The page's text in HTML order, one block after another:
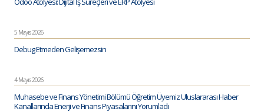
5 Mayıs 2026
Debug Etmeden Gelişemezsin
4 Mayıs 2026
Muhasebe ve Finans Yönetimi Bölümü Öğretim Üyemiz Uluslararası Haber
Kanallarında Enerji ve Finans Piyasalarını Yorumladı